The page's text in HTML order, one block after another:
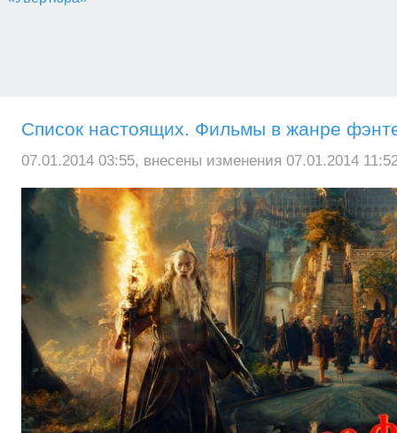
Список настоящих. Фильмы в жанре
07.01.2014 03:55, внесены изменения 07.01.2014